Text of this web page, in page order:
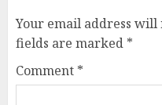
Your email address will
fields are marked *
Comment *